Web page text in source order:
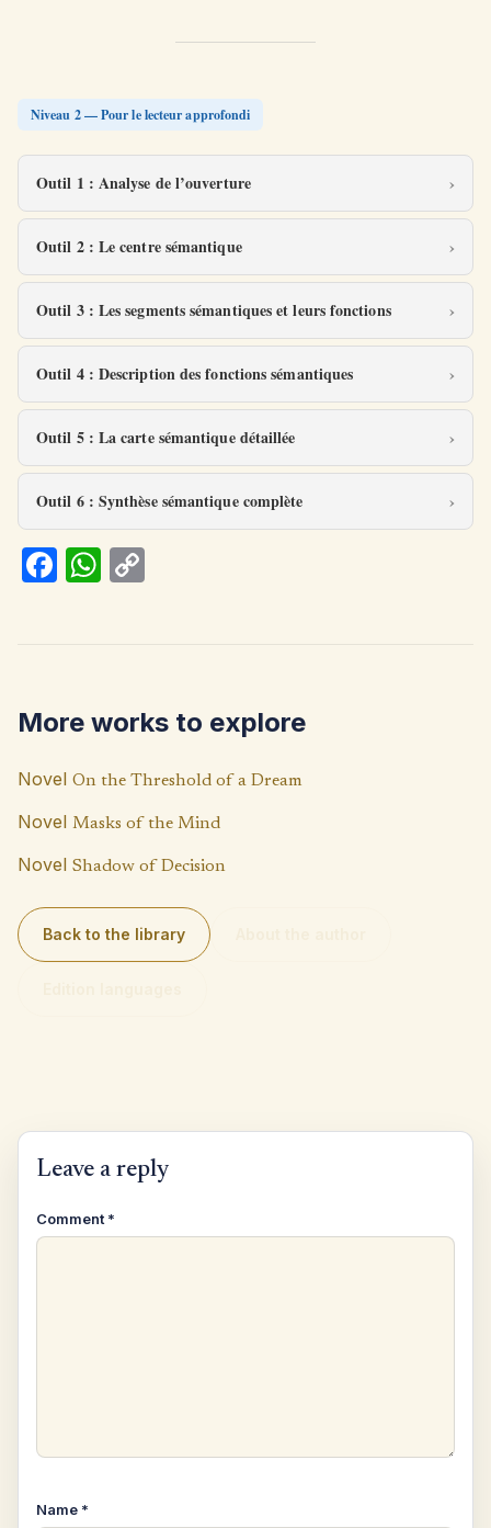
Niveau 2 — Pour le lecteur approfondi
Outil 1 : Analyse de l’ouverture
Outil 2 : Le centre sémantique
Outil 3 : Les segments sémantiques et leurs fonctions
Outil 4 : Description des fonctions sémantiques
Outil 5 : La carte sémantique détaillée
Outil 6 : Synthèse sémantique complète
Fa
k
W
p
p
Li
n
k
More works to explore
Novel On the Threshold of a Dream
Novel Masks of the Mind
Novel Shadow of Decision
Back to the library
Leave a reply
Comment *
Name *